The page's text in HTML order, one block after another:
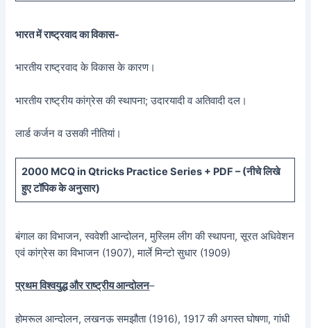
भारत में राष्ट्रवाद का विकास-
भारतीय राष्ट्रवाद के विकास के कारण।
भारतीय राष्ट्रीय कांग्रेस की स्थापना; उदारयादी व अतिवादी दल।
लार्ड कर्जन व उसकी नीतियां।
2000 MCQ in Qtricks Practice Series + PDF – (नीचेलिखे
हुए टॉपिक के अनुसार)
बंगाल का विभाजन, स्ववेशी आन्दोलन, मुस्लिम लीग की स्थापना, सूरत अधिवेशन
एवं कांग्रेस का विभाजन (1907), मार्ले मिन्टो सुधार (1909)
प्रथम विश्वयुद्ध और राष्ट्रीय आन्दोलन–
होमरूल आन्दोलन, लखनऊ समझौता (1916), 1917 की अगस्त घोषणा, गांधी